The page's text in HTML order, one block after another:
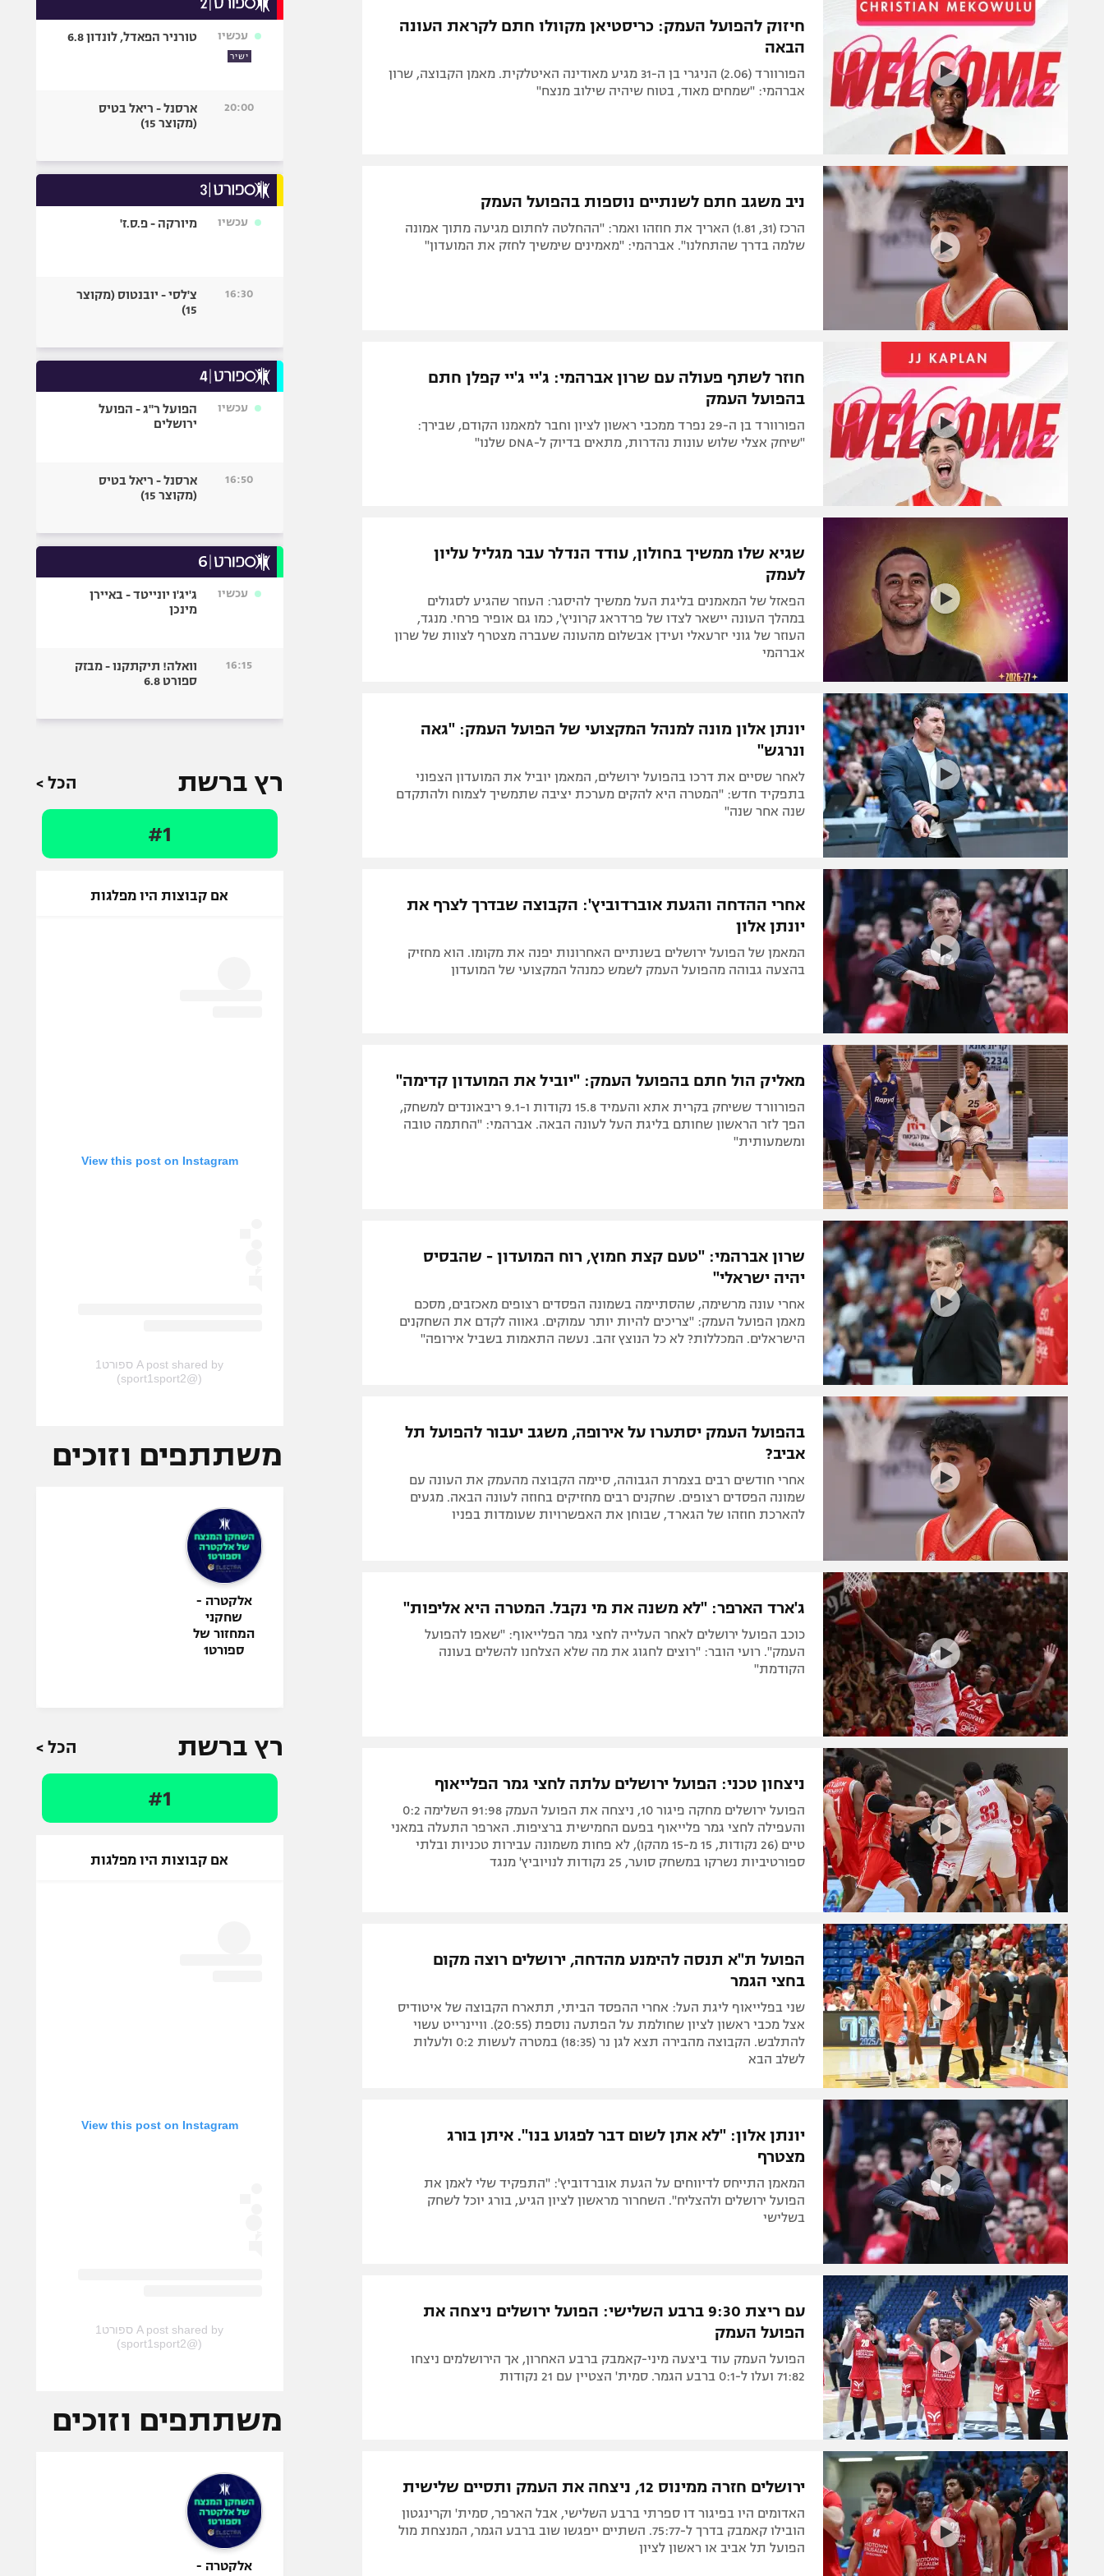
תקנון משתתפים וזוכים בפרסים
תקנון עבור פעילות אלקטרה
תקנון עבור פעילות ספורט 1 – "מרלן"
טניס
גיימינג E-Sports
תנאי שימוש
מדיניות פרטיות
תקנון פעילות ספורט 1
רשיון להקרנה פומבית לבית עסק
הצטרפות לחבילת הערוצים
לוח דרושים – ג'ובנט
תגיות
הפועל באר שבע
מכבי נתניה
ספורט מוטורי
בייסבול MLB
גיימינג E-Sports
חיזוק להפועל העמק: כריסטיאן מקוולו חתם לקראת העונה
הבאה
הפורוורד (2.06) הניגרי בן ה-31 מגיע מאודינה האיטלקית. מאמן הקבוצה, שרון
אברהמי: "שמחים מאוד, בטוח שיהיה שילוב מנצח"
ניב משגב חתם לשנתיים נוספות בהפועל העמק
הרכז (31, 1.81) האריך את חוזהו ואמר: "ההחלטה לחתום מגיעה מתוך אמונה
שלמה בדרך שהתחלנו". אברהמי: "מאמינים שימשיך לחזק את המועדון"
חוזר לשתף פעולה עם שרון אברהמי: ג'יי ג'יי קפלן חתם
בהפועל העמק
הפורוורד בן ה-29 נפרד ממכבי ראשון לציון וחבר למאמנו הקודם, שבירך:
"שיחק אצלי שלוש עונות נהדרות, מתאים בדיוק ל-DNA שלנו"
שגיא שלו ממשיך בחולון, עודד הנדלר עבר מגליל עליון
לעמק
הפאזל של המאמנים בליגת העל ממשיך להיסגר: העוזר שהגיע לסגולים
במהלך העונה יישאר לצדו של פרדראג קרוניץ', כמו גם אופיר פרחי. מנגד,
העוזר של גוני יזרעאלי ועידן אבשלום מהעונה שעברה מצטרף לצוות של שרון
אברהמי
יונתן אלון מונה למנהל המקצועי של הפועל העמק: "גאה
ונרגש"
לאחר שסיים את דרכו בהפועל ירושלים, המאמן יוביל את המועדון הצפוני
בתפקיד חדש: "המטרה היא להקים מערכת יציבה שתמשיך לצמוח ולהתקדם
שנה אחר שנה"
אחרי ההדחה והגעת אוברדוביץ': הקבוצה שבדרך לצרף את
יונתן אלון
המאמן של הפועל ירושלים בשנתיים האחרונות יפנה את מקומו. הוא מחזיק
בהצעה גבוהה מהפועל העמק לשמש כמנהל המקצועי של המועדון
מאליק הול חתם בהפועל העמק: "יוביל את המועדון קדימה"
הפורוורד ששיחק בקרית אתא והעמיד 15.8 נקודות ו-9.1 ריבאונדים למשחק,
הפך לזר הראשון שחותם בליגת העל לעונה הבאה. אברהמי: "החתמה טובה
ומשמעותית"
שרון אברהמי: "טעם קצת חמוץ, רוח המועדון - שהבסיס
יהיה ישראלי"
אחרי עונה מרשימה, שהסתיימה בשמונה הפסדים רצופים מאכזבים, מסכם
מאמן הפועל העמק: "צריכים להיות יותר עמוקים. גאווה לקדם את השחקנים
הישראלים. המכללות? לא כל הנוצץ זהב. נעשה התאמות בשביל אירופה"
בהפועל העמק יסתערו על אירופה, משגב יעבור להפועל תל
אביב?
אחרי חודשים רבים בצמרת הגבוהה, סיימה הקבוצה מהעמק את העונה עם
שמונה הפסדים רצופים. שחקנים רבים מחזיקים בחוזה לעונה הבאה. מגעים
להארכת חוזהו של הגארד, שבוחן את האפשרויות שעומדות בפניו
ג'ארד הארפר: "לא משנה את מי נקבל. המטרה היא אליפות"
כוכב הפועל ירושלים לאחר העלייה לחצי גמר הפלייאוף: "שאפו להפועל
העמק". רועי הובר: "רוצים לחגוג את מה שלא הצלחנו להשלים בעונה
הקודמת"
ניצחון טכני: הפועל ירושלים עלתה לחצי גמר הפלייאוף
הפועל ירושלים מחקה פיגור 10, ניצחה את הפועל העמק 91:98 השלימה 0:2
והעפילה לחצי גמר פלייאוף בפעם החמישית ברציפות. הארפר התעלה במאני
טיים (26 נקודות, 15 מ-15 מהקו), לא פחות משמונה עבירות טכניות ובלתי
ספורטיביות נשרקו במשחק סוער, 25 נקודות לנויוביץ' מנגד
הפועל ת"א תנסה להימנע מהדחה, ירושלים רוצה מקום
בחצי הגמר
שני בפלייאוף ליגת העל: אחרי ההפסד הביתי, תתארח הקבוצה של איטודיס
אצל מכבי ראשון לציון שחולמת על הפתעה נוספת (20:55). וויינרייט עשוי
להתלבש. הקבוצה מהבירה תצא לגן נר (18:35) במטרה לעשות 0:2 ולעלות
לשלב הבא
יונתן אלון: "לא אתן לשום דבר לפגוע בנו". איתן בורג
מצטרף
המאמן התייחס לדיווחים על הגעת אוברדוביץ': "התפקיד שלי לאמן את
הפועל ירושלים ולהצליח". השחרור מראשון לציון הגיע, בורג יוכל לשחק
בשלישי
עם ריצת 9:30 ברבע השלישי: הפועל ירושלים ניצחה את
הפועל העמק
הפועל העמק עוד ביצעה מיני-קאמבק ברבע האחרון, אך הירושלמים ניצחו
71:82 ועלו ל-0:1 ברבע הגמר. סמית' הצטיין עם 21 נקודות
ירושלים חזרה ממינוס 12, ניצחה את העמק ותסיים שלישית
האדומים היו בפיגור דו ספרתי ברבע השלישי, אבל הארפר, סמית' וקרינגטון
הובילו קאמבק בדרך ל-75:77. השתיים ייפגשו שוב ברבע הגמר, המנצחת מול
הפועל תל אביב או ראשון לציון
עכשיו
ישיר
טורניר הפאדל, לונדון 6.8
20:00
ארסנל - ריאל בטיס
(מקוצר 15)
עכשיו מיורקה - פ.ס.ז'
16:30
צ'לסי - יובנטוס (מקוצר
15)
עכשיו
הפועל ר"ג - הפועל
ירושלים
16:50
ארסנל - ריאל בטיס
(מקוצר 15)
עכשיו
ג'יג'ו יונייטד - באיירן
מינכן
16:15
וואלה! תיקתקנו - מבזק
ספורט 6.8
רץ ברשת הכל >
#1
אם קבוצות היו מפלגות
View this post on Instagram
A post shared by ספורט1
(@sport1sport2)
משתתפים וזוכים
אלקטרה -
שחקני
המחזור של
ספורט1
רץ ברשת הכל >
#1
אם קבוצות היו מפלגות
View this post on Instagram
A post shared by ספורט1
(@sport1sport2)
משתתפים וזוכים
אלקטרה -